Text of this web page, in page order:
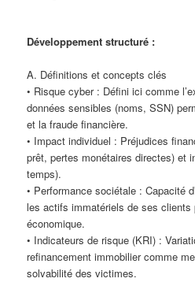
Développement structuré :
A. Définitions et concepts clés
• Risque cyber : Défini ici comme
données sensibles (noms, SSN)
et la fraude financière.
• Impact individuel : Préjudices
prêt, pertes monétaires directes) et
temps).
• Performance sociétale : Capacité
les actifs immatériels de ses clients
économique.
• Indicateurs de risque (KRI) :
refinancement immobilier comme
solvabilité des victimes.